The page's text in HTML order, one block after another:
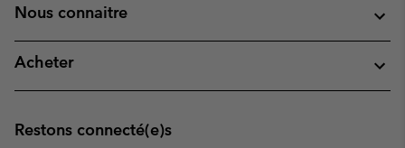
Nous connaitre
Acheter
Restons connecté(e)s